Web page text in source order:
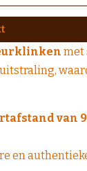
met
van
en